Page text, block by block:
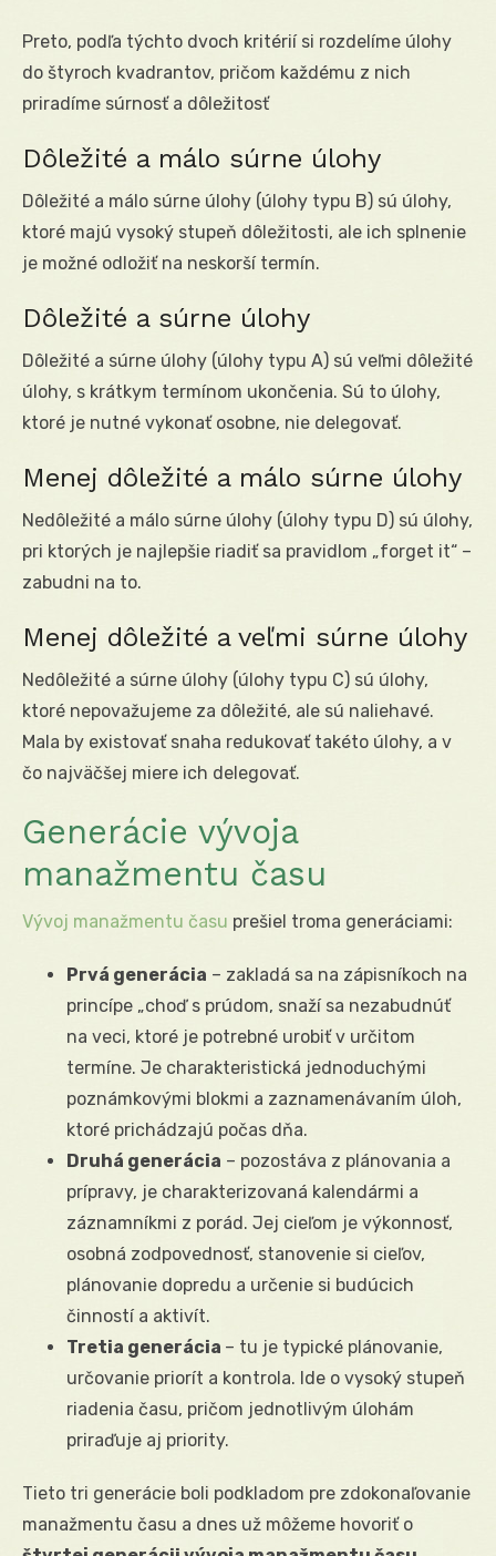
Preto, podľa týchto dvoch kritérií si rozdelíme úlohy
do štyroch kvadrantov, pričom každému z nich
priradíme súrnosť a dôležitosť
Dôležité a málo súrne úlohy
Dôležité a málo súrne úlohy (úlohy typu B) sú úlohy,
ktoré majú vysoký stupeň dôležitosti, ale ich splnenie
je možné odložiť na neskorší termín.
Dôležité a súrne úlohy
Dôležité a súrne úlohy (úlohy typu A) sú veľmi dôležité
úlohy, s krátkym termínom ukončenia. Sú to úlohy,
ktoré je nutné vykonať osobne, nie delegovať.
Menej dôležité a málo súrne úlohy
Nedôležité a málo súrne úlohy (úlohy typu D) sú úlohy,
pri ktorých je najlepšie riadiť sa pravidlom „forget it“ –
zabudni na to.
Menej dôležité a veľmi súrne úlohy
Nedôležité a súrne úlohy (úlohy typu C) sú úlohy,
ktoré nepovažujeme za dôležité, ale sú naliehavé.
Mala by existovať snaha redukovať takéto úlohy, a v
čo najväčšej miere ich delegovať.
Generácie vývoja
manažmentu času
Vývoj manažmentu času prešiel troma generáciami:
Prvá generácia – zakladá sa na zápisníkoch na
princípe „choď s prúdom, snaží sa nezabudnúť
na veci, ktoré je potrebné urobiť v určitom
termíne. Je charakteristická jednoduchými
poznámkovými blokmi a zaznamenávaním úloh,
ktoré prichádzajú počas dňa.
Druhá generácia – pozostáva z plánovania a
prípravy, je charakterizovaná kalendármi a
záznamníkmi z porád. Jej cieľom je výkonnosť,
osobná zodpovednosť, stanovenie si cieľov,
plánovanie dopredu a určenie si budúcich
činností a aktivít.
Tretia generácia – tu je typické plánovanie,
určovanie priorít a kontrola. Ide o vysoký stupeň
riadenia času, pričom jednotlivým úlohám
priraďuje aj priority.
Tieto tri generácie boli podkladom pre zdokonaľovanie
manažmentu času a dnes už môžeme hovoriť o